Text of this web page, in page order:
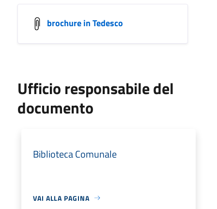
brochure in Tedesco
Ufficio responsabile del
documento
Biblioteca Comunale
VAI ALLA PAGINA